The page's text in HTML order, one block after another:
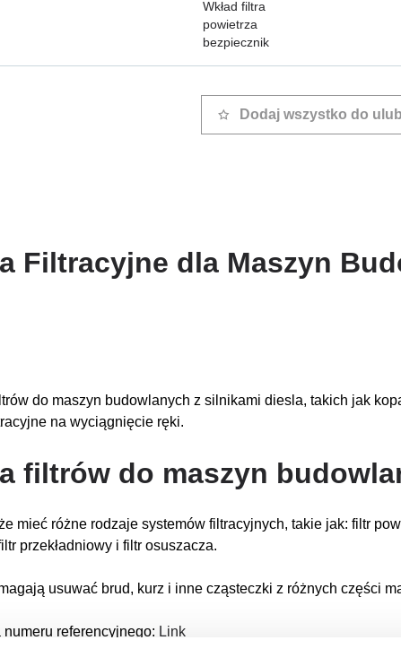
Wkład filtra
powietrza
bezpiecznik
Dodaj wszystko do
Filtracyjne dla Maszyn
do maszyn budowlanych z silnikami diesla, takich jak
na wyciągnięcie ręki.
filtrów do maszyn
mieć różne rodzaje systemów filtracyjnych, takie jak: filtr
przekładniowy i filtr osuszacza.
usuwać brud, kurz i inne cząsteczki z różnych części
referencyjnego: Link